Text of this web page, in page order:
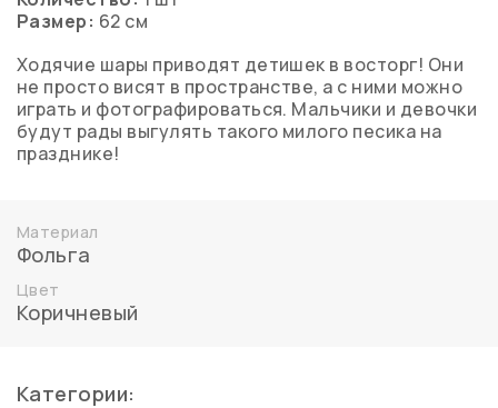
Размер: 62 см
Ходячие шары приводят детишек в восторг! Они
не просто висят в пространстве, а с ними можно
играть и фотографироваться. Мальчики и девочки
будут рады выгулять такого милого песика на
празднике!
Материал
Фольга
Цвет
Коричневый
Категории: